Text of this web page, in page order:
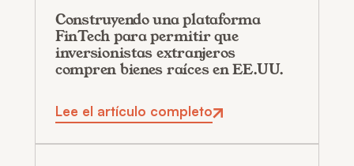
Construyendo una plataforma
FinTech para permitir que
inversionistas extranjeros
compren bienes raíces en EE.UU.
Lee el artículo completo